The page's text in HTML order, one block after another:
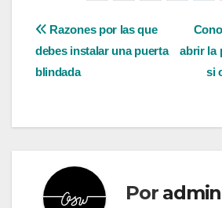
Navegación
de
abrir la
si
Razones por las que
debes instalar una puerta
blindada
Por admin